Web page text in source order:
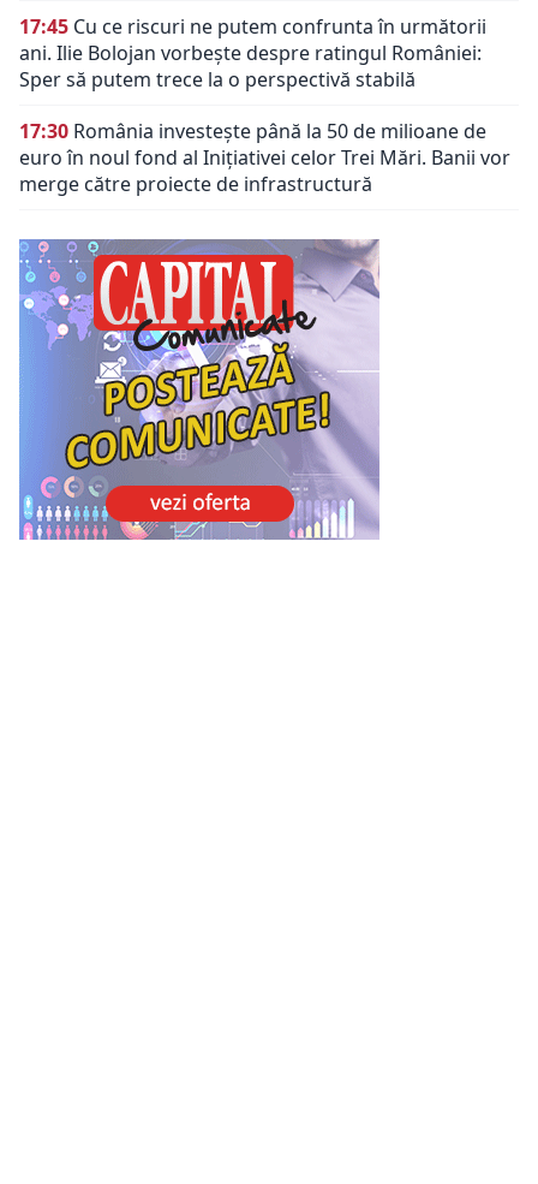
17:45 Cu ce riscuri ne putem confrunta în următorii
ani. Ilie Bolojan vorbește despre ratingul României:
Sper să putem trece la o perspectivă stabilă
17:30 România investește până la 50 de milioane de
euro în noul fond al Inițiativei celor Trei Mări. Banii vor
merge către proiecte de infrastructură